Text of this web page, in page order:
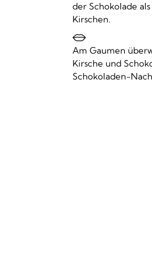
der Schokolade
Kirschen.
Am Gaumen
Kirsche und
Schokoladen-